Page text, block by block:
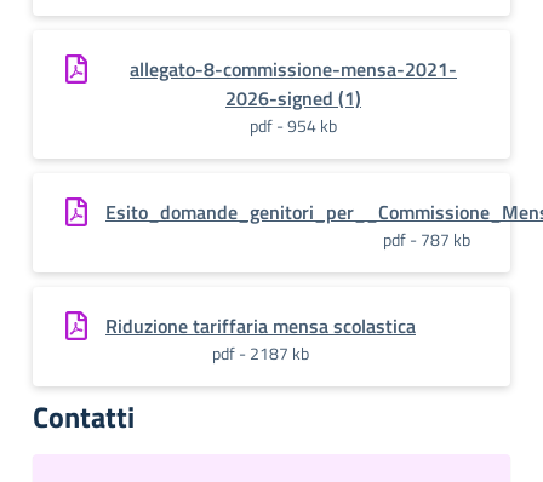
allegato-8-commissione-mensa-2021-
2026-signed (1)
pdf - 954 kb
pdf - 787 kb
Riduzione tariffaria mensa scolastica
pdf - 2187 kb
Contatti